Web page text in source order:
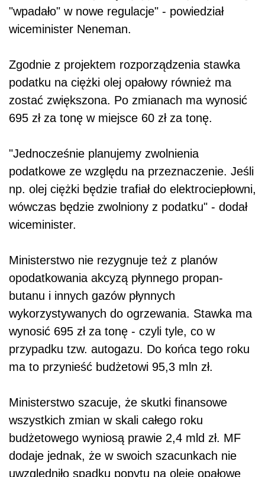
"wpadało" w nowe regulacje" - powiedział
wiceminister Neneman.
Zgodnie z projektem rozporządzenia stawka
podatku na ciężki olej opałowy również ma
zostać zwiększona. Po zmianach ma wynosić
695 zł za tonę w miejsce 60 zł za tonę.
"Jednocześnie planujemy zwolnienia
podatkowe ze względu na przeznaczenie. Jeśli
np. olej ciężki będzie trafiał do elektrociepłowni,
wówczas będzie zwolniony z podatku" - dodał
wiceminister.
Ministerstwo nie rezygnuje też z planów
opodatkowania akcyzą płynnego propan-
butanu i innych gazów płynnych
wykorzystywanych do ogrzewania. Stawka ma
wynosić 695 zł za tonę - czyli tyle, co w
przypadku tzw. autogazu. Do końca tego roku
ma to przynieść budżetowi 95,3 mln zł.
Ministerstwo szacuje, że skutki finansowe
wszystkich zmian w skali całego roku
budżetowego wyniosą prawie 2,4 mld zł. MF
dodaje jednak, że w swoich szacunkach nie
uwzględniło spadku popytu na oleje opałowe